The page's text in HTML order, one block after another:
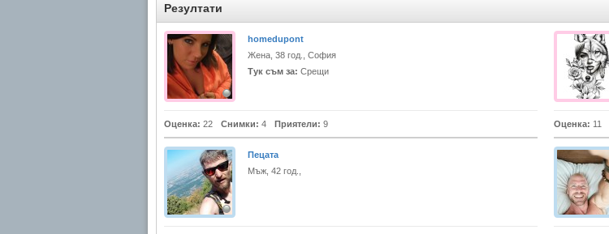
Резултати
homedupont
Жена, 38 год., София
Тук съм за: Срещи
Оценка: 22 Снимки: 4 Приятели: 9 Оценка: 11
Пецата
Мъж, 42 год.,